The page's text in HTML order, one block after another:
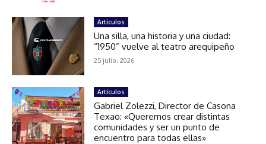
Artículos
Una silla, una historia y una ciudad:
“1950” vuelve al teatro arequipeño
25 julio, 2026
Artículos
Gabriel Zolezzi, Director de Casona
Texao: «Queremos crear distintas
comunidades y ser un punto de
encuentro para todas ellas»